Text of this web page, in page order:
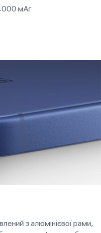
мАг
з алюмінієвої рами,